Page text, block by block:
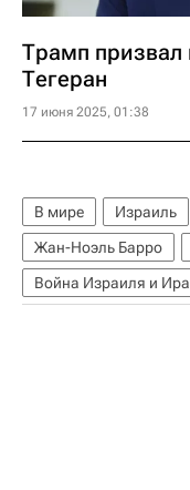
Трамп призвал
Тегеран
17 июня 2025, 01:38
В мире Израиль
Жан-Ноэль Барро
Война Израиля и